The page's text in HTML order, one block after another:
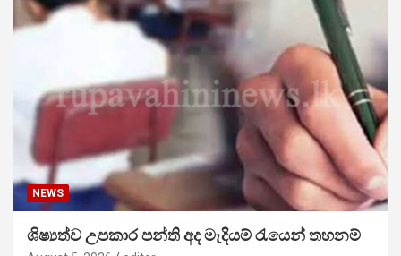
NEWS
ශිෂ්‍යත්ව උපකාර පන්ති අද මැදියම් රැයෙන් තහනම්